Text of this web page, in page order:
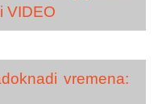
VIDEO
vremena: